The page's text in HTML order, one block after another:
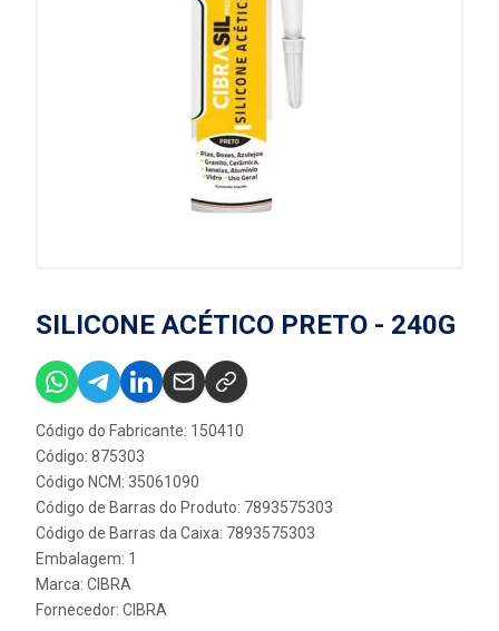
SILICONE ACÉTICO PRETO - 240G
Código do Fabricante: 150410
Código: 875303
Código NCM: 35061090
Código de Barras do Produto: 7893575303
Código de Barras da Caixa: 7893575303
Embalagem: 1
Marca: CIBRA
Fornecedor: CIBRA